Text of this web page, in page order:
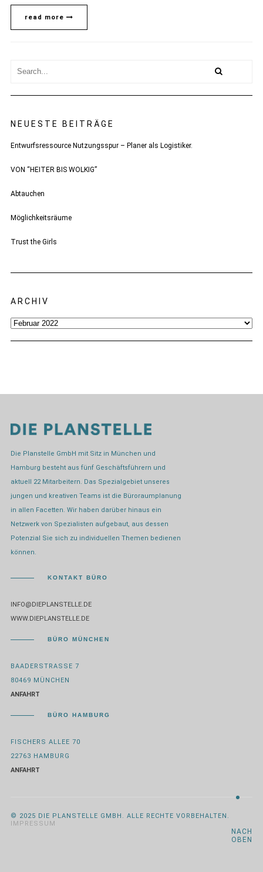
read more
NEUESTE BEITRÄGE
Entwurfsressource Nutzungsspur – Planer als Logistiker.
VON “HEITER BIS WOLKIG”
Abtauchen
Möglichkeitsräume
Trust the Girls
ARCHIV
Archiv
Die Planstelle GmbH mit Sitz in München und
Hamburg besteht aus fünf Geschäftsführern und
aktuell 22 Mitarbeitern. Das Spezialgebiet unseres
jungen und kreativen Teams ist die Büroraumplanung
in allen Facetten. Wir haben darüber hinaus ein
Netzwerk von Spezialisten aufgebaut, aus dessen
Potenzial Sie sich zu individuellen Themen bedienen
können.
KONTAKT BÜRO
INFO@DIEPLANSTELLE.DE
WWW.DIEPLANSTELLE.DE
BÜRO MÜNCHEN
BAADERSTRASSE 7
80469 MÜNCHEN
ANFAHRT
BÜRO HAMBURG
FISCHERS ALLEE 70
22763 HAMBURG
ANFAHRT
© 2025 DIE PLANSTELLE GMBH. ALLE RECHTE VORBEHALTEN.
IMPRESSUM
NACH
OBEN